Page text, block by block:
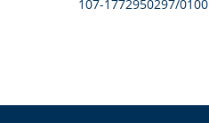
107-1772950297/0100